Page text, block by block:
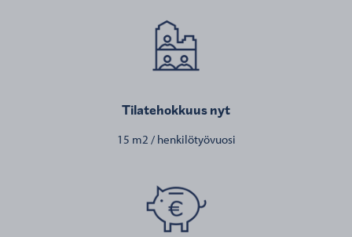
Tilatehokkuus nyt
15 m2 / henkilötyövuosi